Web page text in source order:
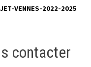
VENNES-2022-2025
contacter